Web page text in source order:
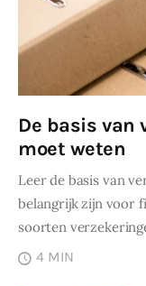
De basis van
moet weten
Leer de basis van
belangrijk zijn voor
soorten
4 MIN